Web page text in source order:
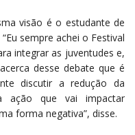
visão é o estudante de
sempre achei o Festival
integrar as juventudes e,
desse debate que é
discutir a redução da
ação que vai impactar
forma negativa”, disse.